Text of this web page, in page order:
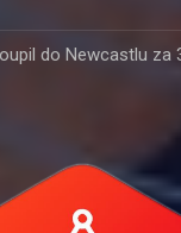
do Newcastlu za